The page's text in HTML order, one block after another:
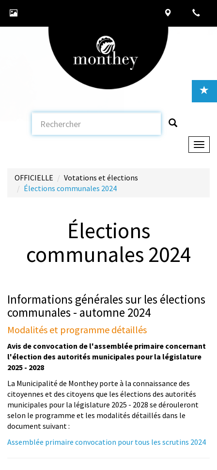
OFFICIELLE
Votations et élections
Élections communales 2024
Élections
communales 2024
Informations générales sur les élections
communales - automne 2024
Modalités et programme détaillés
Avis de convocation de l'assemblée primaire concernant
l'élection des autorités municipales pour la législature
2025 - 2028
La Municipalité de Monthey porte à la connaissance des
citoyennes et des citoyens que les élections des autorités
municipales pour la législature 2025 - 2028 se dérouleront
selon le programme et les modalités détaillés dans le
document suivant :
Assemblée primaire convocation pour tous les scrutins 2024